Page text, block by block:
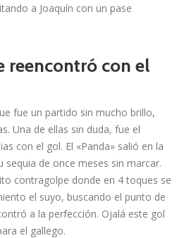
a Joaquín con un pase
reencontró con el
fue un partido sin mucho brillo,
Una de ellas sin duda, fue el
con el gol. El «Panda» salió en la
de once meses sin marcar.
contragolpe donde en 4 toques se
el suyo, buscando el punto de
a la perfección. Ojalá este gol
el gallego.